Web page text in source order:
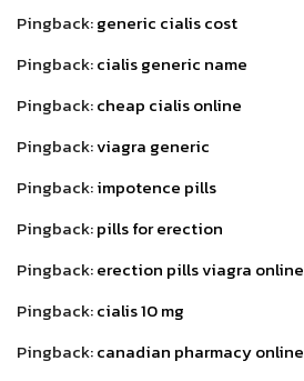
Pingback:generic cialis cost
Pingback:cialis generic name
Pingback:cheap cialis online
Pingback:viagra generic
Pingback:impotence pills
Pingback:pills for erection
Pingback:erection pills viagra online
Pingback:cialis 10 mg
Pingback:canadian pharmacy online